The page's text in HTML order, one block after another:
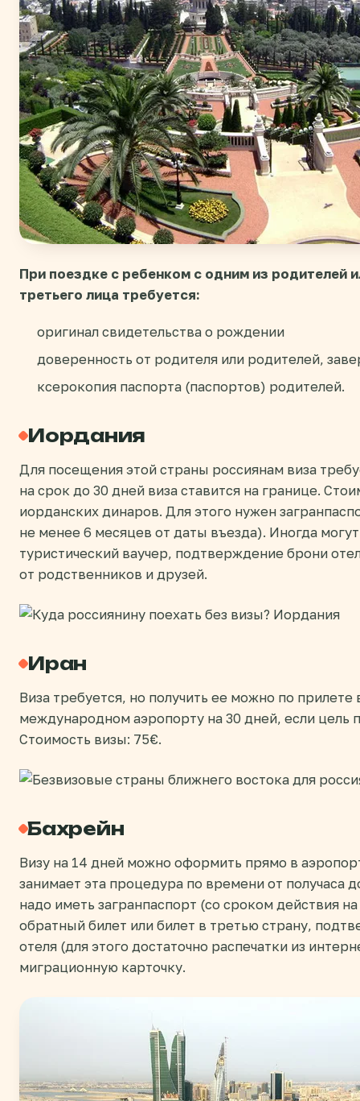
При поездке с ребенком с одним из родителей
третьего лица требуется:
оригинал свидетельства о рождении
доверенность от родителя или родителей,
ксерокопия паспорта (паспортов) родителей.
Иордания
Для посещения этой страны россиянам виза
на срок до 30 дней виза ставится на границе.
иорданских динаров. Для этого нужен
не менее 6 месяцев от даты въезда). Иногда
туристический ваучер, подтверждение брони
от родственников и друзей.
Иран
Виза требуется, но получить ее можно по прилете
международном аэропорту на 30 дней, если цель
Стоимость визы: 75€.
Бахрейн
Визу на 14 дней можно оформить прямо в
занимает эта процедура по времени от получаса
надо иметь загранпаспорт (со сроком действия
обратный билет или билет в третью страну,
отеля (для этого достаточно распечатки из
миграционную карточку.